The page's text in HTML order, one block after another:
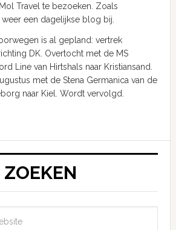
Travel te bezoeken. Zoals
een dagelijkse blog bij.
is al gepland: vertrek
DK. Overtocht met de MS
Line van Hirtshals naar Kristiansand.
met de Stena Germanica van de
naar Kiel. Wordt vervolgd.
ZOEKEN